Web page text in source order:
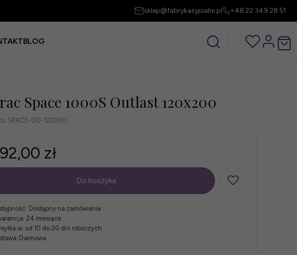
sklep@fabrykasypialni.pl +48 22 349 28 51
BLOG
Space 1000S Outlast 120x200
SPACE-OU-120200
zł
Do koszyka
Dostępny na zamówienie
24 miesiące
w: od 10 do 20 dni roboczych
Darmowa